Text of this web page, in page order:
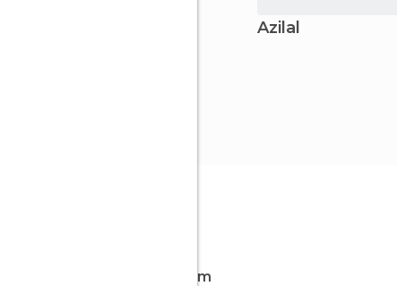
Azilal
Fica em